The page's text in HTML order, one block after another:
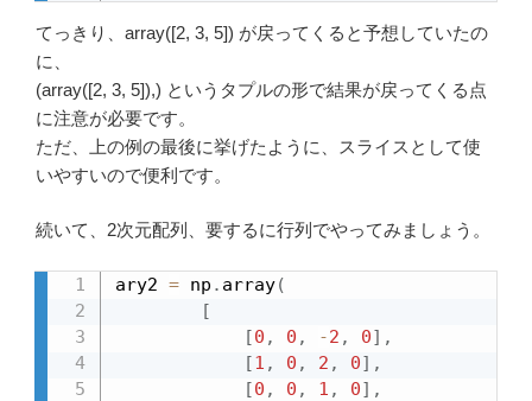
てっきり、array([2, 3, 5]) が戻ってくると予想していたの
に、
(array([2, 3, 5]),) というタプルの形で結果が戻ってくる点
に注意が必要です。
ただ、上の例の最後に挙げたように、スライスとして使
いやすいので便利です。
続いて、2次元配列、要するに行列でやってみましょう。
ary2 = np . array(
[
[0 , 0 , -2 , 0] ,
[1 , 0 , 2 , 0] ,
[0 , 0 , 1 , 0] ,